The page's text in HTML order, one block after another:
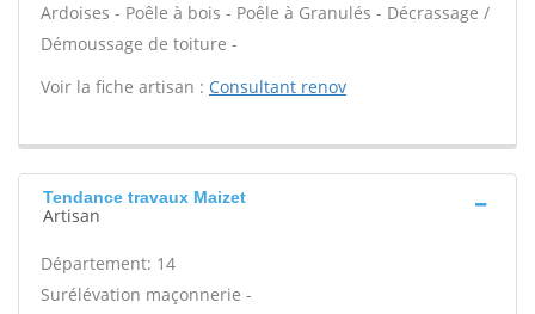
Ardoises - Poêle à bois - Poêle à Granulés - Décrassage /
Démoussage de toiture -
Voir la fiche artisan : Consultant renov
Tendance travaux Maizet
Artisan
Département: 14
Surélévation maçonnerie -